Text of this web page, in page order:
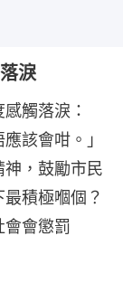
淚
觸落淚：
該會咁。」
，鼓勵市民
積極嗰個？
會會懲罰